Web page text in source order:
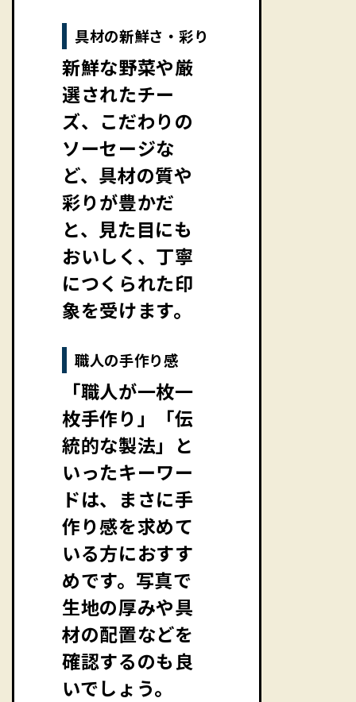
具材の新鮮さ・彩り
新鮮な野菜や厳
選されたチー
ズ、こだわりの
ソーセージな
ど、具材の質や
彩りが豊かだ
と、見た目にも
おいしく、丁寧
につくられた印
象を受けます。
職人の手作り感
「職人が一枚一
枚手作り」「伝
統的な製法」と
いったキーワー
ドは、まさに手
作り感を求めて
いる方におすす
めです。写真で
生地の厚みや具
材の配置などを
確認するのも良
いでしょう。